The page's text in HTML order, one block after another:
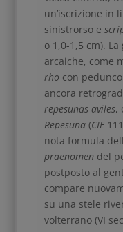
un’iscrizione in
sinistrorso e
o 1,0-1,5 cm).
arcaiche, come
rho con
ancora
repesunas aviles,
Repesuna(CIE
nota formula
praenomen del
postposto al
compare
su una stele
volterrano (VI